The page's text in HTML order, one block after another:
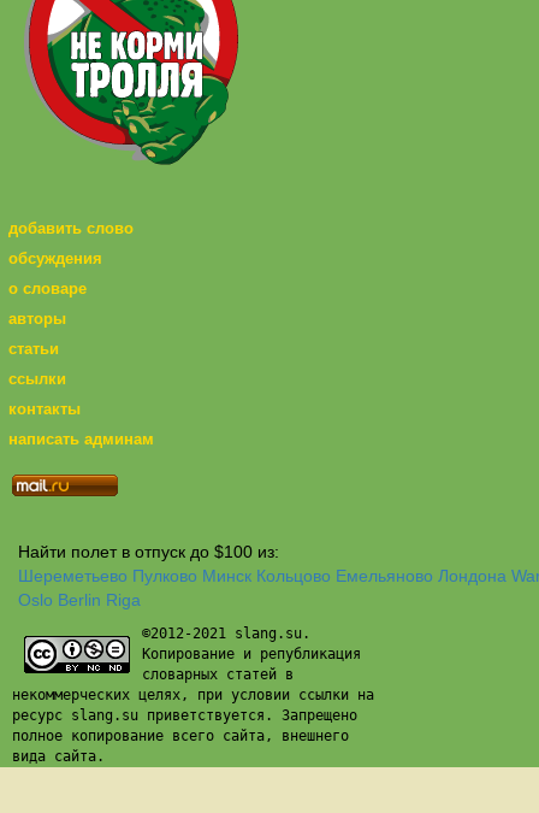
добавить слово
обсуждения
о словаре
авторы
статьи
ссылки
контакты
написать админам
Найти полет в отпуск до $100 из:
Шереметьево Пулково Минск Кольцово Емельяново Лондона
Oslo Berlin Riga
©2012-2021 slang.su.
Копирование и републикация
словарных статей в
некоммерческих целях, при условии ссылки на
ресурс slang.su приветствуется. Запрещено
полное копирование всего сайта, внешнего
вида сайта.